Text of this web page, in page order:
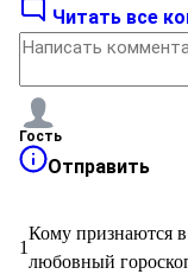
Читать все
Гость
Отправить
1
Кому признаются
любовный